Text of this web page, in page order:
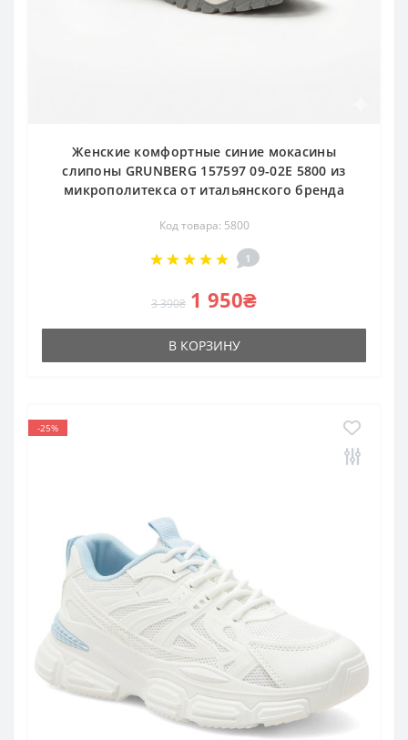
Женские комфортные синие мокасины
слипоны GRUNBERG 157597 09-02E 5800 из
микрополитекса от итальянского бренда
Код товара: 5800
1
3 390₴ 1 950₴
В КОРЗИНУ
-25%